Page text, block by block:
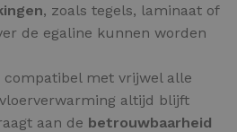
, zoals tegels, laminaat of
de egaline kunnen worden
compatibel met vrijwel alle
altijd blijft
aan de betrouwbaarheid